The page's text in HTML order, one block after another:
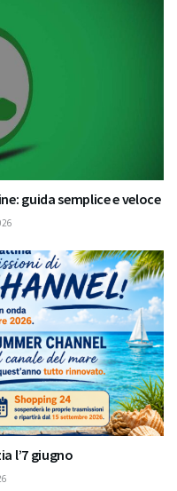
guida semplice e veloce
l’7 giugno